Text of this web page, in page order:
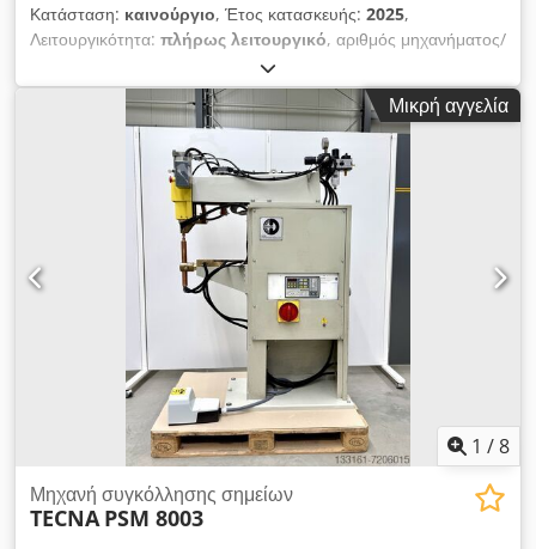
Κατάσταση: καινούργιο, Έτος κατασκευής: 2025,
Λειτουργικότητα: πλήρως λειτουργικό, αριθμός μηχανήματος/
, είδος εισερχόμενου ρεύματος:
ρεύμα, ονομαστική ισχύς σε κύκλο λειτουργίας 50%:37 kVA,
τάση εισόδου:380 V, τύπος ψύξης:νερό, συνολικό βάρος:
, διάρκεια εγγύησης: 24 μήνες, ισχύς συγκόλλησης
, συνολικό πλάτος: 500 χιλ., συνολικό ύψος:
, συνολικό μήκος:950 χιλ., Συσκευή συγκόλλησης
σημείων / συγκολλητής με υδρόψυξη - 75KVA - ρυθμίσεις
απόδοσης, αντίστασης κ.ά., + ανταλλακτικές ακίδες Crodpfxsyl
Sy Ee Airjf
Μικρή αγγελία
1 /8
Μηχανή συγκόλλησης σημείων
TECNA PSM 8003